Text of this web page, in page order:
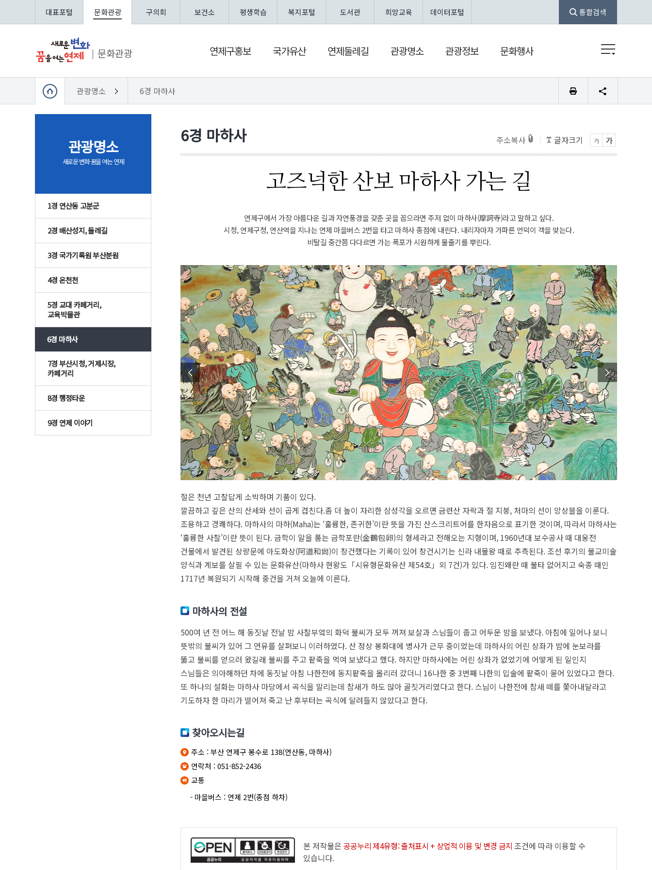
문화관광
대표포털 문화관광 구의회 보건소 평생학습 복지포털 도서관 희망교육 데이터포털 통합검색
연제구홍보 국가유산 연제둘레길 관광명소 관광정보 문화행사
관광명소 6경 마하사
관광명소
새로운 변화 꿈을 여는 연제
1경 연산동 고분군
2경 배산성지, 둘레길
3경 국가기록원 부산분원
4경 온천천
5경 교대 카페거리,
교육박물관
6경 마하사
7경 부산시청, 거제시장,
카페거리
8경 행정타운
9경 연제 이야기
6경 마하사 주소복사 글자크기
고즈넉한 산보 마하사 가는 길
연제구에서 가장 아름다운 길과 자연풍경을 갖춘 곳을 꼽으라면 주저 없이 마하사(摩訶寺)라고 말하고 싶다.
시청, 연제구청, 연산역을 지나는 연제 마을버스 2번을 타고 마하사 종점에 내린다. 내리자마자 가파른 언덕이 객을 맞는다.
비탈길 중간쯤 다다르면 가는 폭포가 시원하게 물줄기를 뿌린다.
절은 천년 고찰답게 소박하며 기품이 있다.
깔끔하고 깊은 산의 산세와 선이 곱게 겹친다.좀 더 높이 자리한 삼성각을 오르면 금련산 자락과 절 지붕, 처마의 선이 앙상블을 이룬다.
조용하고 경쾌하다. 마하사의 마하(Maha)는 ‘훌륭한, 존귀한’이란 뜻을 가진 산스크리트어를 한자음으로 표기한 것이며, 따라서 마하사는
‘훌륭한 사찰’이란 뜻이 된다. 금학이 알을 품는 금학포란(金鶴包卵)의 형세라고 전해오는 지형이며, 1960년대 보수공사 때 대웅전
건물에서 발견된 상량문에 아도화상(阿道和尙)이 창건했다는 기록이 있어 창건시기는 신라 내물왕 때로 추측된다. 조선 후기의 불교미술
양식과 계보를 살필 수 있는 문화유산(마하사 현왕도「시유형문화유산 제54호」외 7건)가 있다. 임진왜란 때 불타 없어지고 숙종 때인
1717년 복원되기 시작해 중건을 거쳐 오늘에 이른다.
마하사의 전설
500여 년 전 어느 해 동짓날 전날 밤 사찰부엌의 화덕 불씨가 모두 꺼져 보살과 스님들이 춥고 어두운 밤을 보냈다. 아침에 일어나 보니
뜻밖의 불씨가 있어 그 연유를 살펴보니 이러하였다. 산 정상 봉화대에 병사가 근무 중이었는데 마하사의 어린 상좌가 밤에 눈보라를
뚫고 불씨를 얻으러 왔길래 불씨를 주고 팥죽을 먹여 보냈다고 했다. 하지만 마하사에는 어린 상좌가 없었기에 어떻게 된 일인지
스님들은 의아해하던 차에 동짓날 아침 나한전에 동지팥죽을 올리러 갔더니 16나한 중 3번째 나한의 입술에 팥죽이 묻어 있었다고 한다.
또 하나의 설화는 마하사 마당에서 곡식을 말리는데 참새가 하도 많아 골칫거리였다고 한다. 스님이 나한전에 참새 떼를 쫓아내달라고
기도하자 한 마리가 떨어져 죽고 난 후부터는 곡식에 달려들지 않았다고 한다.
찾아오시는길
주소 : 부산 연제구 봉수로 138(연산동, 마하사)
연락처 : 051-852-2436
교통
- 마을버스 : 연제 2번(종점 하차)
본 저작물은 공공누리 제4유형: 출처표시 + 상업적 이용 및 변경 금지 조건에 따라 이용할 수
있습니다.